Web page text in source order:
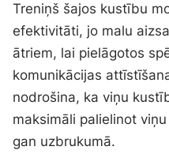
Treniņš šajos kustību
efektivitāti, jo malu
ātriem, lai pielāgotos
komunikācijas
nodrošina, ka viņu
maksimāli palielinot
gan uzbrukumā.